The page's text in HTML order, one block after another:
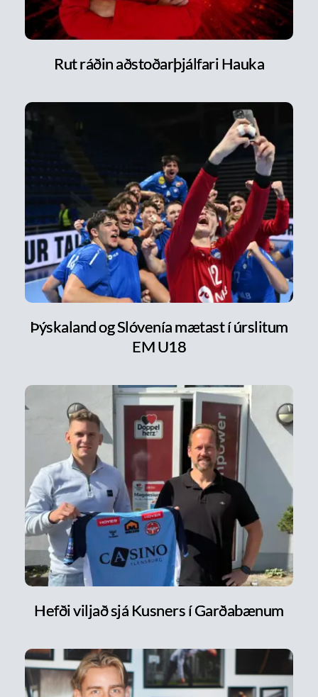
Rut ráðin aðstoðarþjálfari Hauka
Þýskaland og Slóvenía mætast í úrslitum
EM U18
Hefði viljað sjá Kusners í Garðabænum